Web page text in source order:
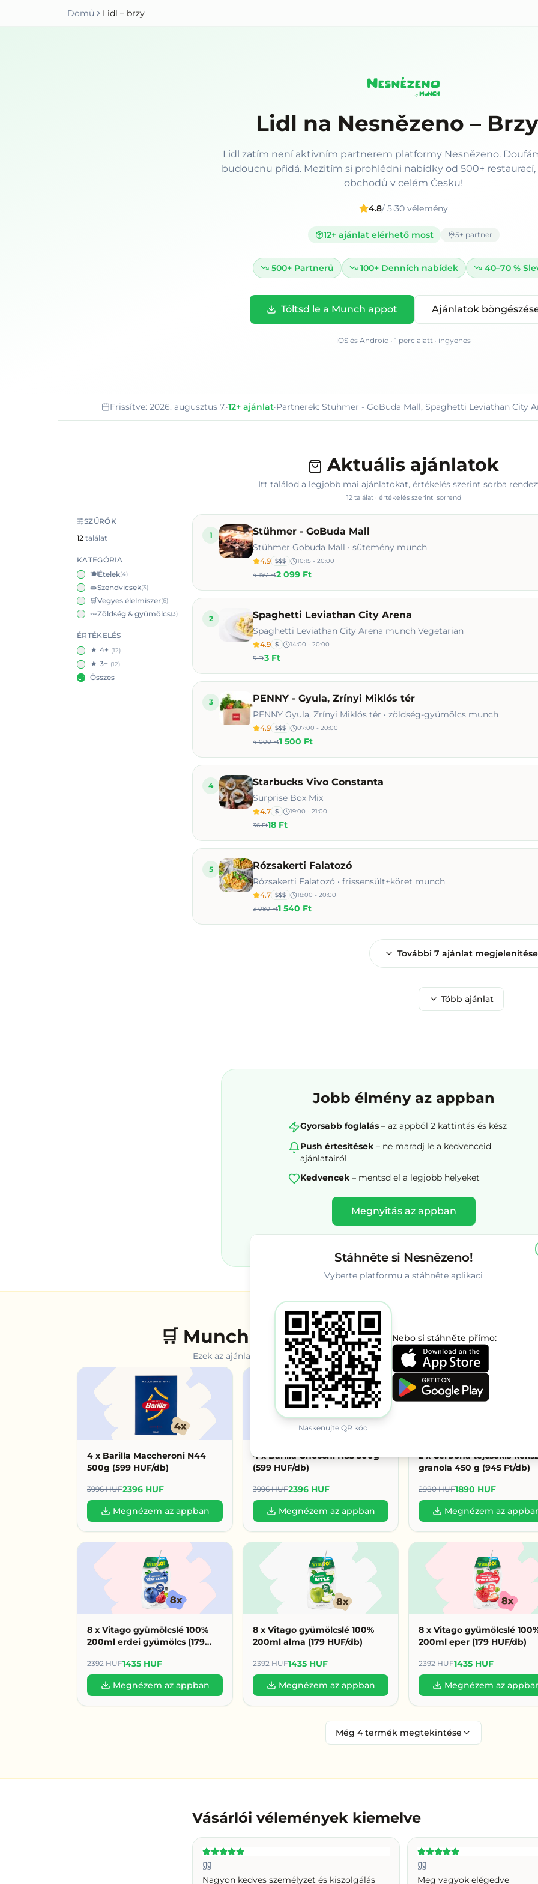
Domů Lidl – brzy
Lidl na Nesnězeno –
Lidl zatím není aktivním partnerem platformy Nesnězeno.
budoucnu přidá. Mezitím si prohlédni nabídky od 500+ restaurací,
obchodů v celém Česku!
4.8/ 5·30 vélemény
12+ ajánlat elérhető most 5+ partner
500+ Partnerů 100+ Denních nabídek 40–70 %
Töltsd le a Munch appot Ajánlatok
iOS és Android · 1 perc alatt · ingyenes
Frissítve: 2026. augusztus 7.·12+ ajánlat·Partnerek: Stühmer - GoBuda Mall, Spaghetti Leviathan City
Aktuális ajánlatok
Itt találod a legjobb mai ajánlatokat, értékelés szerint sorba
12találat · értékelés szerinti sorrend
SZŰRŐK
12 találat
KATEGÓRIA
🍽️Ételek(4)
🥪Szendvicsek(3)
🛒Vegyes élelmiszer(6)
🥕Zöldség & gyümölcs(3)
ÉRTÉKELÉS
★ 4+ (12)
★ 3+ (12)
Összes
1 Stühmer - GoBuda Mall
Stühmer Gobuda Mall • sütemény munch
4.9 $$$
10:15 - 20:00
4 197 Ft2 099 Ft
2 Spaghetti Leviathan City Arena
Spaghetti Leviathan City Arena munch Vegetarian
4.9 $
14:00 - 20:00
5 Ft3 Ft
3 PENNY - Gyula, Zrínyi Miklós tér
PENNY Gyula, Zrínyi Miklós tér • zöldség-gyümölcs munch
4.9 $$$
07:00 - 20:00
4 000 Ft1 500 Ft
4 Starbucks Vivo Constanta
Surprise Box Mix
4.7 $
19:00 - 21:00
36 Ft18 Ft
5 Rózsakerti Falatozó
Rózsakerti Falatozó • frissensült+köret munch
4.7 $$$
18:00 - 20:00
3 080 Ft1 540 Ft
További 7 ajánlat megjelenítése
Több ajánlat
Jobb élmény az appban
Gyorsabb foglalás – az appból 2 kattintás és kész
Push értesítések – ne maradj le a kedvenceid
ajánlatairól
Kedvencek – mentsd el a legjobb helyeket
Megnyitás az appban
🛒 Munch Market – Országos termékek
Ezek az ajánlatok az egész országból érkeznek, házhozszállítással – nem csak a
4 x Barilla Maccheroni N44
500g (599 HUF/db)
3996 HUF2396 HUF
Megnézem az appban
4 x Barilla Gnocchi N85 500g
(599 HUF/db)
3996 HUF2396 HUF
Megnézem az appban
2 x Cerbona tejcsokis-
granola 450 g (945 Ft/db)
2980 HUF1890 HUF
Megnézem az
8 x Vitago gyümölcslé 100%
200ml erdei gyümölcs (179
2392 HUF1435 HUF
Megnézem az appban
8 x Vitago gyümölcslé 100%
200ml alma (179 HUF/db)
2392 HUF1435 HUF
Megnézem az appban
8 x Vitago gyümölcslé
200ml eper (179 HUF/db)
2392 HUF1435 HUF
Megnézem az
Még 4termék megtekintése
Vásárlói vélemények kiemelve
Nagyon kedves személyzet és kiszolgálás Meg vagyok elégedve
Stáhněte si Nesnězeno!
Vyberte platformu a stáhněte aplikaci
Naskenujte QR kód
Nebo si stáhněte přímo: